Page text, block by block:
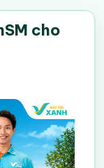
cho